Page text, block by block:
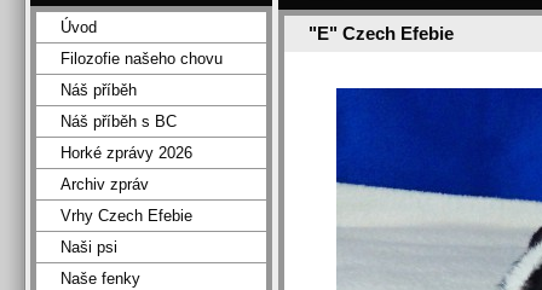
"E" Czech Efebie
Úvod
Filozofie našeho chovu
Náš příběh
Náš příběh s BC
Horké zprávy 2026
Archiv zpráv
Vrhy Czech Efebie
Naši psi
Naše fenky